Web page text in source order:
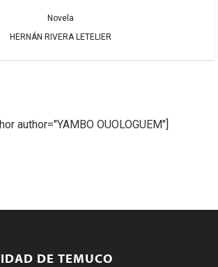
Novela
HERNÁN RIVERA LETELIER
author="YAMBO OUOLOGUEM"]
DE TEMUCO